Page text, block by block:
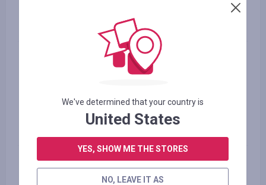
ENTRE PARA VER O CÓDIGO PROMOCIONAL
Capa de telefone de couro em relevo
EDA0069504 Samsung Galaxy A16 5G Butterfly
Manter 1 mês
ENTRE PARA VER O CÓDIGO PROMOCIONAL
Capa de telefone de couro em relevo
EDA0072304 Samsung Galaxy S25 5G Butterfly
We've determined that your country is
United States
YES, SHOW ME THE STORES
NO, LEAVE IT AS